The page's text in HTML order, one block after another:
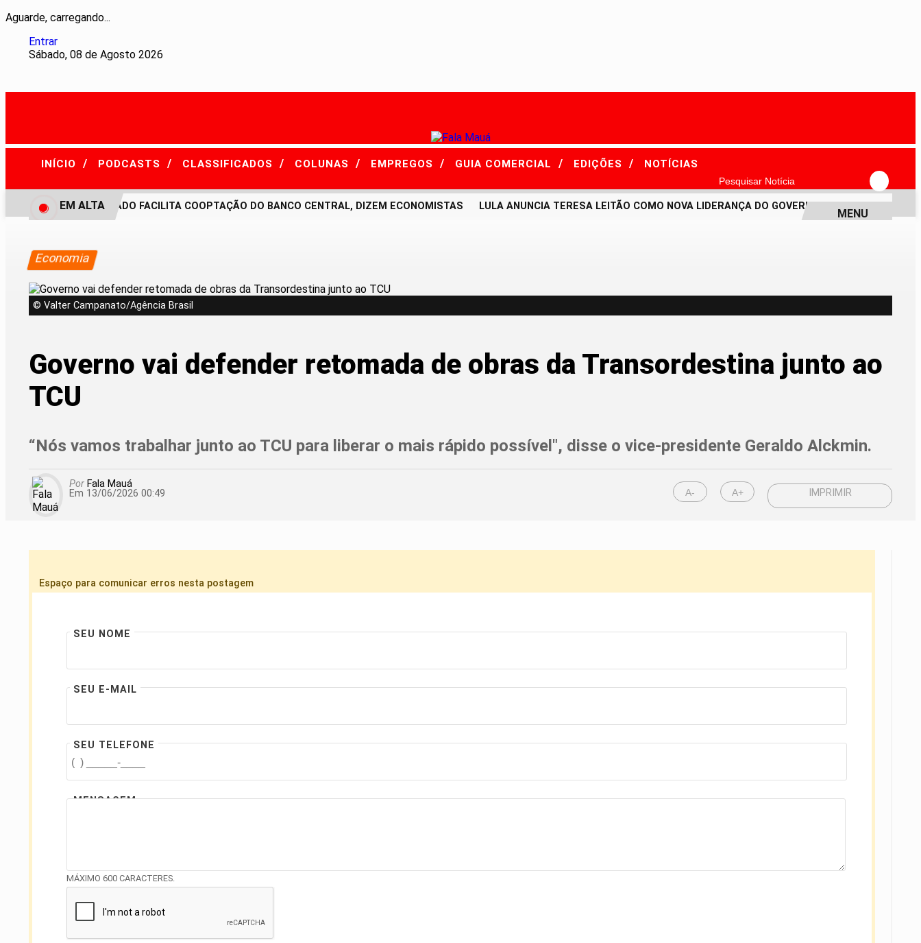
Aguarde, carregando...
Entrar
Sábado, 08 de Agosto 2026
Pesquisar Notícia
INÍCIO / PODCASTS / CLASSIFICADOS / COLUNAS / EMPREGOS / GUIA COMERCIAL / EDIÇÕES / NOTÍCIAS
PEC NO SENADO FACILITA COOPTAÇÃO DO BANCO CENTRAL, DIZEM ECONOMISTAS LULA ANUNCIA TERESA LEITÃO COMO NOVA LIDERANÇA DO GOVERNO NO SENADO
EM ALTA
MENU
Economia
© Valter Campanato/Agência Brasil
Governo vai defender retomada de obras da Transordestina junto ao
TCU
“Nós vamos trabalhar junto ao TCU para liberar o mais rápido possível", disse o vice-presidente Geraldo Alckmin.
Por Fala Mauá
Em 13/06/2026 00:49
A- A+ IMPRIMIR
Espaço para comunicar erros nesta postagem
SEU NOME
SEU E-MAIL
SEU TELEFONE
MENSAGEM
MÁXIMO 600 CARACTERES.